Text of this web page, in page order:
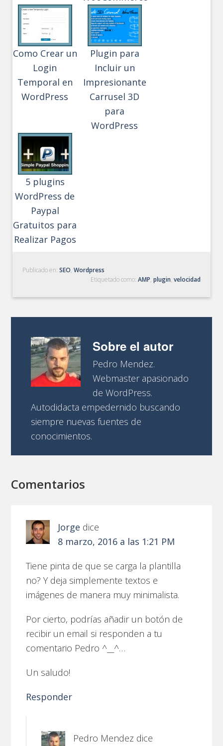
Como Crear un
Login
Temporal en
WordPress
Plugin para
Incluir un
Impresionante
Carrusel 3D
para
WordPress
5 plugins
WordPress de
Paypal
Gratuitos para
Realizar Pagos
Publicado en:SEO,Wordpress
Etiquetado como: AMP, plugin, velocidad
Sobre el autor
Pedro Mendez.
Webmaster apasionado
de WordPress.
Autodidacta empedernido buscando
siempre nuevas fuentes de
conocimientos.
Comentarios
Jorge dice
8 marzo, 2016 a las 1:21 PM
Tiene pinta de que se carga la plantilla
no? Y deja simplemente textos e
imágenes de manera muy minimalista.
Por cierto, podrías añadir un botón de
recibir un email si responden a tu
comentario Pedro ^__^…
Un saludo!
Responder
Pedro Mendez dice